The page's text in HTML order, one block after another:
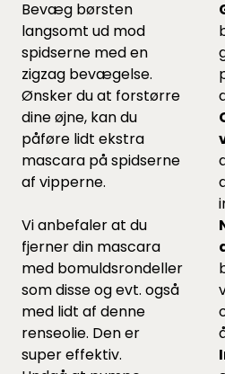
Bevæg børsten
langsomt ud mod
spidserne med en
zigzag bevægelse.
Ønsker du at forstørre
dine øjne, kan du
påføre lidt ekstra
mascara på spidserne
af vipperne.
Vi anbefaler at du
fjerner din mascara
med bomuldsrondeller
somdisseog evt. også
med lidt af denne
renseolie. Den er
super effektiv.